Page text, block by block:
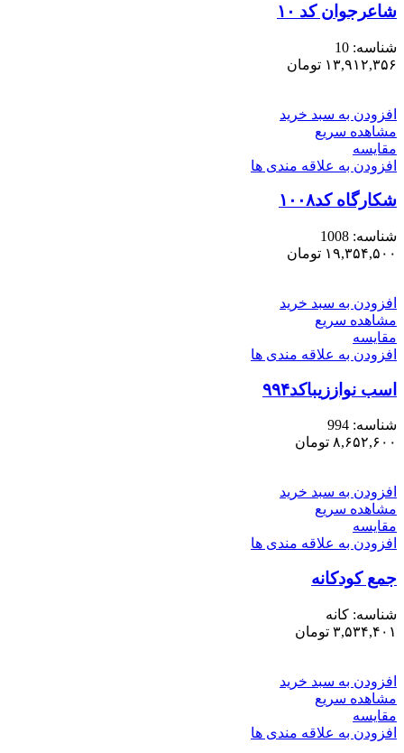
شاعرجوان کد ۱۰
شناسه: 10
۱۳,۹۱۲,۳۵۶ تومان
افزودن به سبد خرید
مشاهده سریع
مقایسه
افزودن به علاقه مندی ها
شکارگاه کد۱۰۰۸
شناسه: 1008
۱۹,۳۵۴,۵۰۰ تومان
افزودن به سبد خرید
مشاهده سریع
مقایسه
افزودن به علاقه مندی ها
اسب نواززیباکد۹۹۴
شناسه: 994
۸,۶۵۲,۶۰۰ تومان
افزودن به سبد خرید
مشاهده سریع
مقایسه
افزودن به علاقه مندی ها
جمع کودکانه
شناسه: کانه
۳,۵۳۴,۴۰۱ تومان
افزودن به سبد خرید
مشاهده سریع
مقایسه
افزودن به علاقه مندی ها